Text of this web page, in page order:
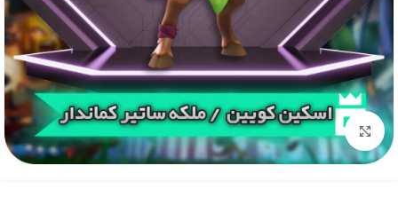
برای بزرگنمایی کلیک کنید